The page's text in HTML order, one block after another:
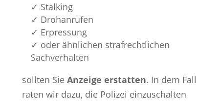
✓ Stalking
✓ Drohanrufen
✓ Erpressung
✓ oder ähnlichen strafrechtlichen
Sachverhalten
sollten Sie Anzeige erstatten. In dem Fall
raten wir dazu, die Polizei einzuschalten